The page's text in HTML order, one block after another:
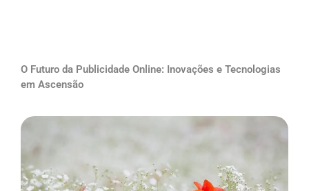
O Futuro da Publicidade Online: Inovações e Tecnologias
em Ascensão